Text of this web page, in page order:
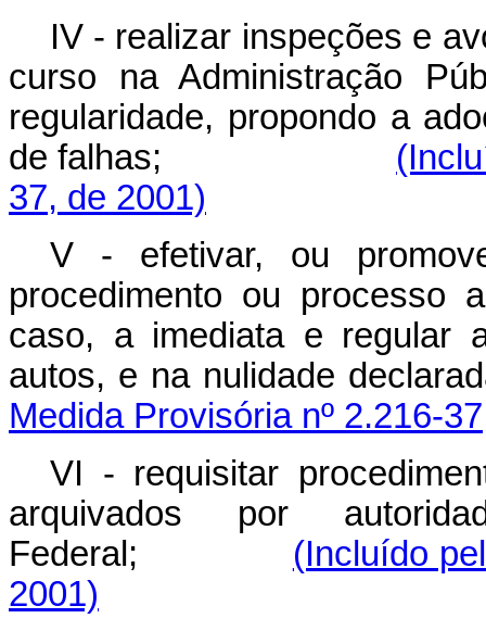
IV - realizar inspeções e
curso na Administração
regularidade, propondo a
de falhas;
37, de 2001)
V - efetivar, ou
procedimento ou processo
caso, a imediata e regular
autos, e na
Medida Provisória nº 2.216-
VI - requisitar
arquivados por
Federal; (Incluído
2001)